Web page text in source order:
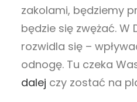
zakolami, będziemy
będzie się zwężać. W
rozwidla się –
odnogę. Tu czeka
dalej czy zostać na